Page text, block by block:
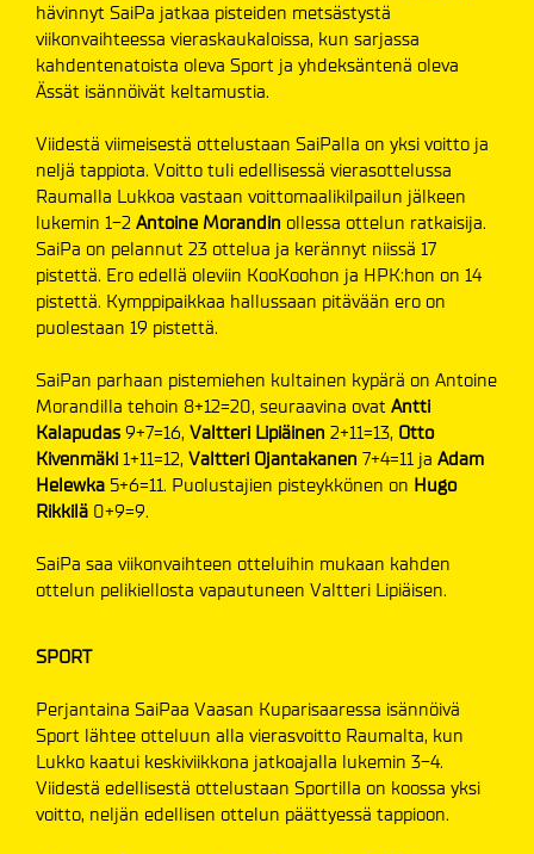
hävinnyt SaiPa jatkaa pisteiden metsästystä
viikonvaihteessa vieraskaukaloissa, kun sarjassa
kahdentenatoista oleva Sport ja yhdeksäntenä oleva
Ässät isännöivät keltamustia.
Viidestä viimeisestä ottelustaan SaiPalla on yksi voitto ja
neljä tappiota. Voitto tuli edellisessä vierasottelussa
Raumalla Lukkoa vastaan voittomaalikilpailun jälkeen
lukemin 1-2 Antoine Morandin ollessa ottelun ratkaisija.
SaiPa on pelannut 23 ottelua ja kerännyt niissä 17
pistettä. Ero edellä oleviin KooKoohon ja HPK:hon on 14
pistettä. Kymppipaikkaa hallussaan pitävään ero on
puolestaan 19 pistettä.
SaiPan parhaan pistemiehen kultainen kypärä on Antoine
Morandilla tehoin 8+12=20, seuraavina ovat Antti
Kalapudas 9+7=16, Valtteri Lipiäinen 2+11=13, Otto
Kivenmäki 1+11=12, Valtteri Ojantakanen 7+4=11 ja Adam
Helewka 5+6=11. Puolustajien pisteykkönen on Hugo
Rikkilä 0+9=9.
SaiPa saa viikonvaihteen otteluihin mukaan kahden
ottelun pelikiellosta vapautuneen Valtteri Lipiäisen.
SPORT
Perjantaina SaiPaa Vaasan Kuparisaaressa isännöivä
Sport lähtee otteluun alla vierasvoitto Raumalta, kun
Lukko kaatui keskiviikkona jatkoajalla lukemin 3-4.
Viidestä edellisestä ottelustaan Sportilla on koossa yksi
voitto, neljän edellisen ottelun päättyessä tappioon.